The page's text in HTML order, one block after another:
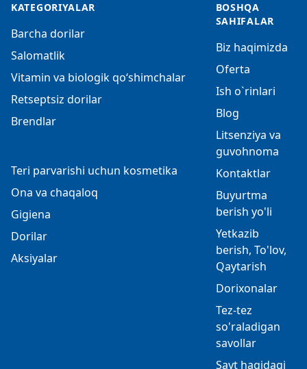
KATEGORIYALAR
Barcha dorilar
Salomatlik
Vitamin va biologik qo‘shimchalar
Retseptsiz dorilar
Brendlar
Teri parvarishi uchun kosmetika
Ona va chaqaloq
Gigiena
Dorilar
Aksiyalar
BOSHQA
SAHIFALAR
Biz haqimizda
Oferta
Ish o`rinlari
Blog
Litsenziya va
guvohnoma
Kontaktlar
Buyurtma
berish yo'li
Yetkazib
berish, To'lov,
Qaytarish
Dorixonalar
Tez-tez
so'raladigan
savollar
Sayt haqidagi